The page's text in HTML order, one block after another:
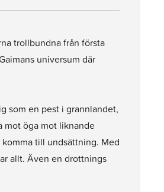
trollbundna från första
universum där
som en pest i grannlandet,
mot öga mot liknande
till undsättning. Med
allt. Även en drottnings